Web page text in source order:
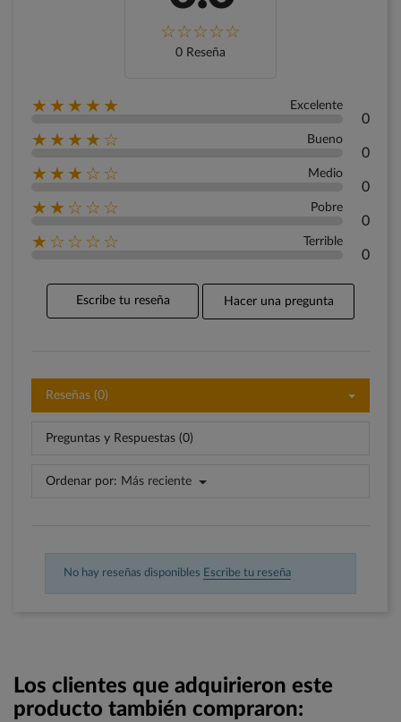
0 Reseña
★★★★★ Excelente
0
★★★★☆ Bueno
0
★★★☆☆ Medio
0
★★☆☆☆ Pobre
0
★☆☆☆☆ Terrible
0
Escribe tu reseña Hacer una pregunta
Reseñas (0)
Preguntas y Respuestas (0)
Ordenar por: Más reciente
No hay reseñas disponibles Escribe tu reseña
Los clientes que adquirieron este
producto también compraron: